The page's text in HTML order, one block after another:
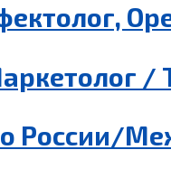
/
России/